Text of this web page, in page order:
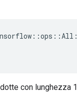
con lunghezza